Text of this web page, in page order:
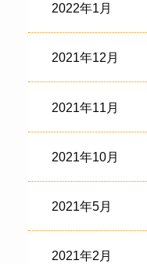
2022年1月
2021年12月
2021年11月
2021年10月
2021年5月
2021年2月